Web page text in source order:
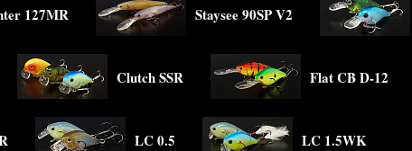
127MR Staysee 90SP V2
Clutch SSR Flat CB D-12
LC 0.5 LC 1.5WK